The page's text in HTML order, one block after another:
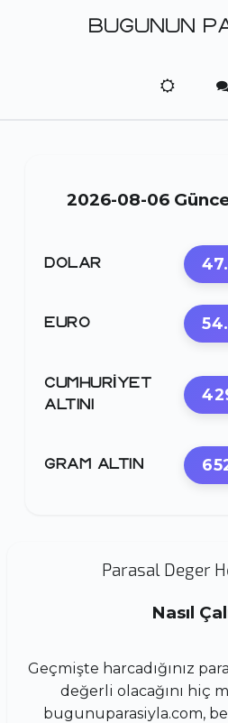
BUGUNUN
2026-08-06
DOLAR
EURO
CUMHURIYET
ALTINI
GRAM ALTIN
Parasal Deger
Nasıl
Geçmişte harcadığınız
değerli olacağını hiç
bugunuparasiyla.com,